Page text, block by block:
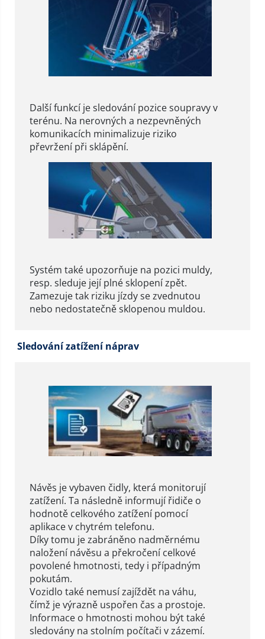
Další funkcí je sledování pozice soupravy v
terénu. Na nerovných a nezpevněných
komunikacích minimalizuje riziko
převržení při sklápění.
Systém také upozorňuje na pozici muldy,
resp. sleduje její plné sklopení zpět.
Zamezuje tak riziku jízdy se zvednutou
nebo nedostatečně sklopenou muldou.
Sledování zatížení náprav
Návěs je vybaven čidly, která monitorují
zatížení. Ta následně informují řidiče o
hodnotě celkového zatížení pomocí
aplikace v chytrém telefonu.
Díky tomu je zabráněno nadměrnému
naložení návěsu a překročení celkové
povolené hmotnosti, tedy i případným
pokutám.
Vozidlo také nemusí zajíždět na váhu,
čímž je výrazně uspořen čas a prostoje.
Informace o hmotnosti mohou být také
sledovány na stolním počítači v zázemí.